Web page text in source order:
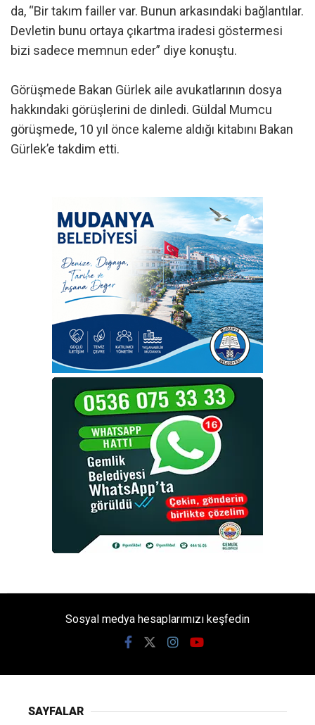
da, “Bir takım failler var. Bunun arkasındaki bağlantılar.
Devletin bunu ortaya çıkartma iradesi göstermesi
bizi sadece memnun eder” diye konuştu.
Görüşmede Bakan Gürlek aile avukatlarının dosya
hakkındaki görüşlerini de dinledi. Güldal Mumcu
görüşmede, 10 yıl önce kaleme aldığı kitabını Bakan
Gürlek’e takdim etti.
Sosyal medya hesaplarımızı keşfedin
SAYFALAR